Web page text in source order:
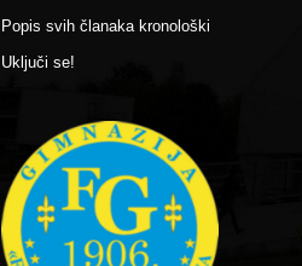
Popis svih članaka kronološki
Uključi se!